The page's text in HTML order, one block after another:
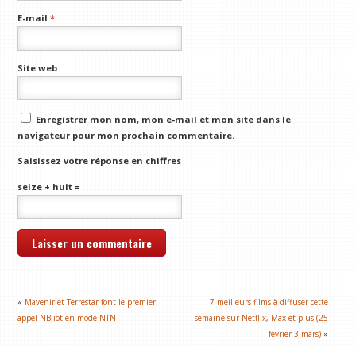
E-mail*
Site web
Enregistrer mon nom, mon e-mail et mon site dans le
navigateur pour mon prochain commentaire.
Saisissez votre réponse en chiffres
seize + huit =
« Mavenir et Terrestar font le premier
appel NB-iot en mode NTN
7 meilleurs films à diffuser cette
semaine sur Netflix, Max et plus (25
février-3 mars) »